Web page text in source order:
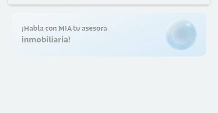
¡Habla con MIA tu asesora
inmobiliaria!